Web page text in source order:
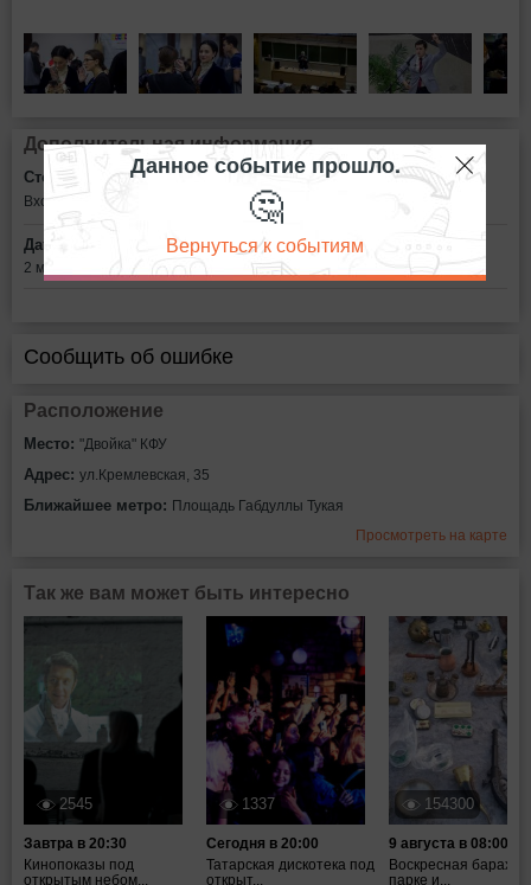
Дополнительная информация
Стоимость билетов:
Вход свободный
Дата:
2 марта в 18:00
Сообщить об ошибке
Расположение
Место: "Двойка" КФУ
Адрес: ул.Кремлевская, 35
Ближайшее метро: Площадь Габдуллы Тукая
Просмотреть на карте
Так же вам может быть интересно
2545
Завтра в 20:30
Кинопоказы под
открытым небом...
1337
Сегодня в 20:00
Татарская дискотека под
открыт...
154300
9 августа в 08:00
Воскресная
парке и...
Данное событие прошло.
🤔
Вернуться к событиям